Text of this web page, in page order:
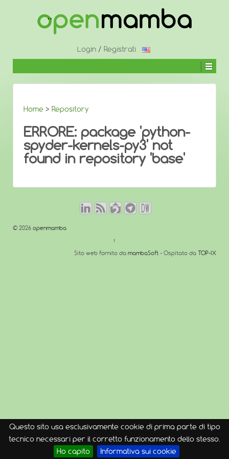
Questo sito usa esclusivamente cookie di prima parte di tipo
tecnico necessari per il corretto funzionamento dello stesso.
Ho capito
Informativa sui cookie
CONTENUTO
Login / Registrati
Home > Repository
ERRORE: package 'python-
spyder-kernels-py3' not
found in repository 'base'
© 2026 openmamba
↑
Sito web fornito da mambaSoft - Ospitato da TOP-IX